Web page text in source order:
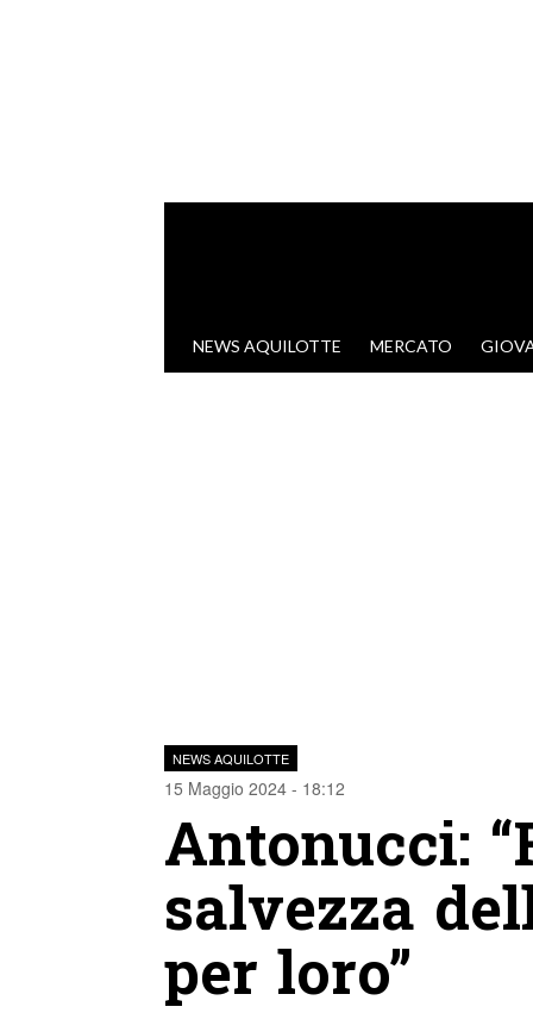
VAI AL CONTENUTO
NEWS AQUILOTTE MERCATO
NEWS AQUILOTTE
15 Maggio 2024 - 18:12
Antonucci:
salvezza
per loro”